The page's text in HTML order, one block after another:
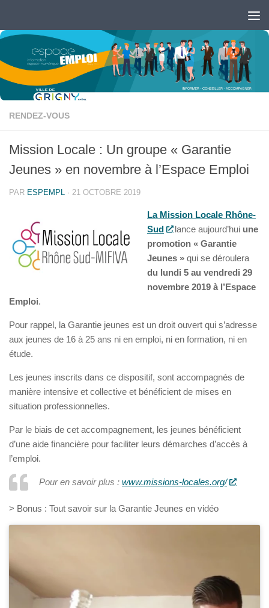
Ouvrir la barre d’outils
RENDEZ-VOUS
Mission Locale : Un groupe « Garantie
Jeunes » en novembre à l’Espace Emploi
PAR ESPEMPL · 21 OCTOBRE 2019
La Mission Locale Rhône-
Sud
lance aujourd’hui une
promotion « Garantie
Jeunes » qui se déroulera
du lundi 5 au vendredi 29
novembre 2019 à l’Espace
Emploi.
Pour rappel, la Garantie jeunes est un droit ouvert qui s’adresse
aux jeunes de 16 à 25 ans ni en emploi, ni en formation, ni en
étude.
Les jeunes inscrits dans ce dispositif, sont accompagnés de
manière intensive et collective et bénéficient de mises en
situation professionnelles.
Par le biais de cet accompagnement, les jeunes bénéficient
d’une aide financière pour faciliter leurs démarches d’accès à
l’emploi.
Pour en savoir plus : www.missions-locales.org/
> Bonus : Tout savoir sur la Garantie Jeunes en vidéo